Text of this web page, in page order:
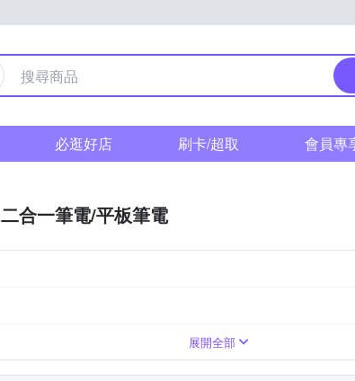
必逛好店 刷卡/超取 會員專
二合一筆電/平板筆電
展開全部